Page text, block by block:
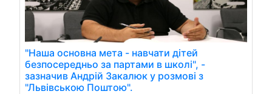
"Наша основна мета - навчати дітей
безпосередньо за партами в школі", -
зазначив Андрій Закалюк у розмові з
"Львівською Поштою".